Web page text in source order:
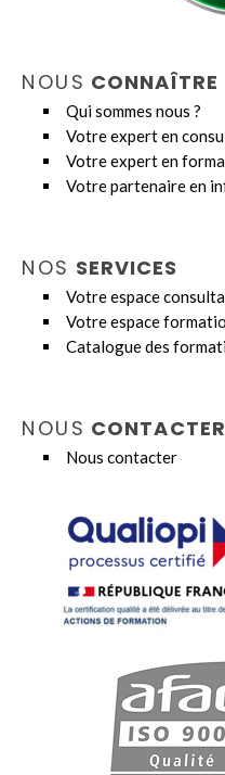
NOUS CONNAÎTRE
Qui sommes nous ?
Votre expert en
Votre expert en
Votre partenaire en
NOS SERVICES
Votre espace
Votre espace
Catalogue des
NOUS CONTACTER
Nous contacter